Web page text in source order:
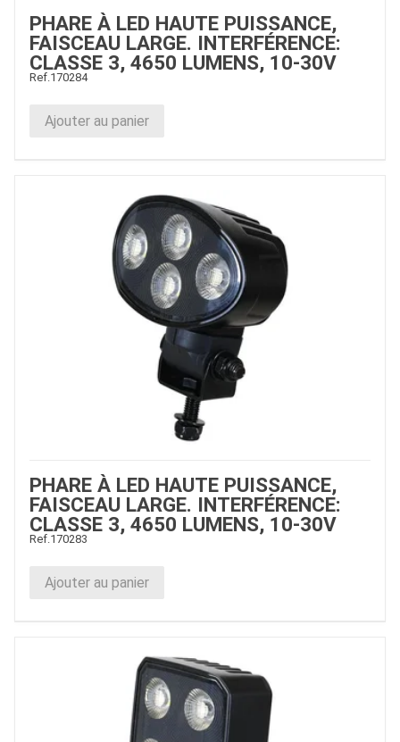
PHARE À LED HAUTE PUISSANCE,
FAISCEAU LARGE. INTERFÉRENCE:
CLASSE 3, 4650 LUMENS, 10-30V
Ref.170284
Ajouter au panier
PHARE À LED HAUTE PUISSANCE,
FAISCEAU LARGE. INTERFÉRENCE:
CLASSE 3, 4650 LUMENS, 10-30V
Ref.170283
Ajouter au panier